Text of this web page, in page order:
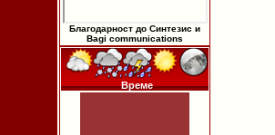
Благодарност до Синтезис и
Bagi communications
Време